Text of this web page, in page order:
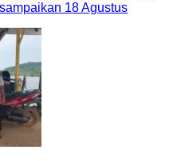
18 Agustus